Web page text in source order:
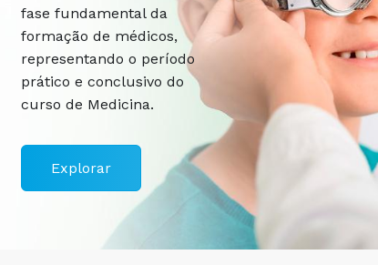
fase fundamental da
formação de médicos,
representando o período
prático e conclusivo do
curso de Medicina.
Explorar